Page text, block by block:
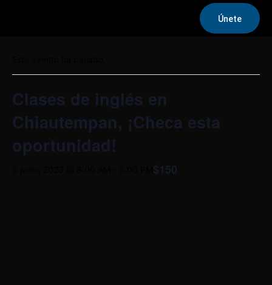
Únete
Clases de inglés en
Chiautempan, ¡Checa esta
oportunidad!
$150